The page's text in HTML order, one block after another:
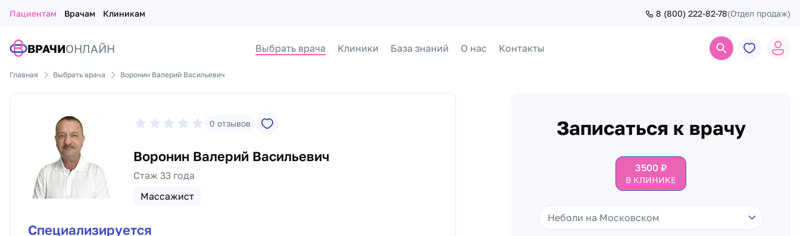
Пациентам Врачам Клиникам 8 (800) 222-82-78(Отдел продаж)
ВРАЧИОНЛАЙН Выбрать врача Клиники База знаний О нас Контакты
Главная Выбрать врача Воронин Валерий Васильевич
0 отзывов
Воронин Валерий Васильевич
Стаж 33 года
Массажист
Специализируется
Записаться к врачу
3500₽
В КЛИНИКЕ